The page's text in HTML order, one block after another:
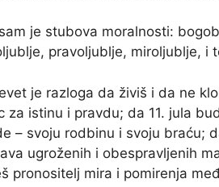
je stubova moralnosti:
pravoljublje, miroljublje, i
je razloga da živiš i da ne
za istinu i pravdu; da 11. jula
– svoju rodbinu i svoju braću;
ugroženih i obespravljenih
pronositelj mira i pomirenja